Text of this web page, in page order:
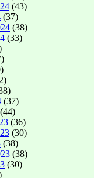
(43)
(37)
(38)
(33)
(37)
(44)
(36)
(30)
(38)
(38)
(30)